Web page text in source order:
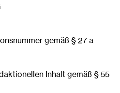
gemäß § 27 a
Inhalt gemäß § 55